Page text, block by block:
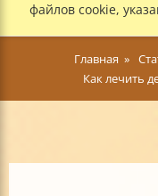
файлов cookie,
Главная
Как лечить